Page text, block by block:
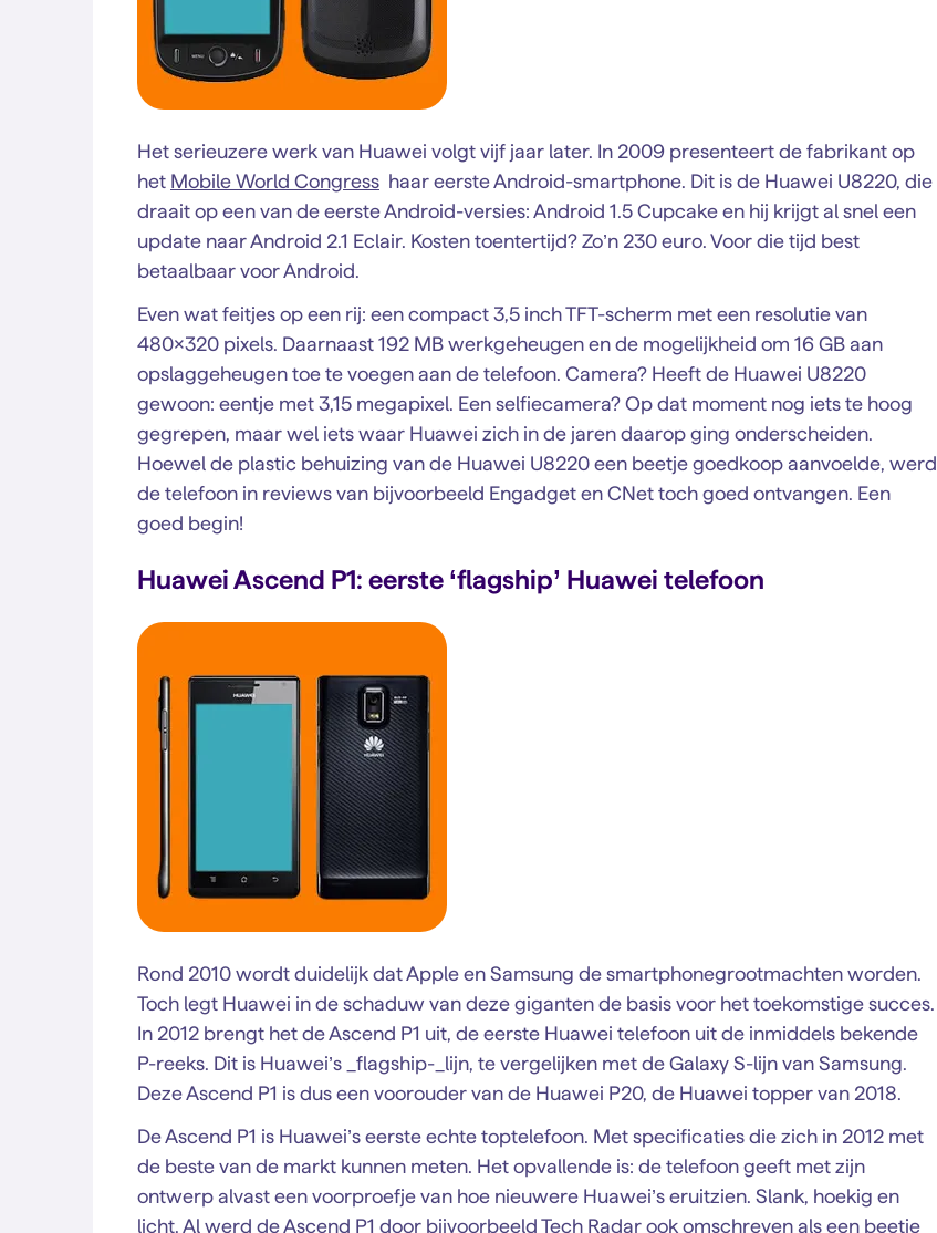
Het serieuzere werk van Huawei volgt vijf jaar later. In 2009 presenteert de fabrikant op
het Mobile World Congress haar eerste Android-smartphone. Dit is de Huawei U8220, die
draait op een van de eerste Android-versies: Android 1.5 Cupcake en hij krijgt al snel een
update naar Android 2.1 Eclair. Kosten toentertijd? Zo’n 230 euro. Voor die tijd best
betaalbaar voor Android.
Even wat feitjes op een rij: een compact 3,5 inch TFT-scherm met een resolutie van
480×320 pixels. Daarnaast 192 MB werkgeheugen en de mogelijkheid om 16 GB aan
opslaggeheugen toe te voegen aan de telefoon. Camera? Heeft de Huawei U8220
gewoon: eentje met 3,15 megapixel. Een selfiecamera? Op dat moment nog iets te hoog
gegrepen, maar wel iets waar Huawei zich in de jaren daarop ging onderscheiden.
Hoewel de plastic behuizing van de Huawei U8220 een beetje goedkoop aanvoelde, werd
de telefoon in reviews van bijvoorbeeld Engadget en CNet toch goed ontvangen. Een
goed begin!
Huawei Ascend P1: eerste ‘flagship’ Huawei telefoon
Rond 2010 wordt duidelijk dat Apple en Samsung de smartphonegrootmachten worden.
Toch legt Huawei in de schaduw van deze giganten de basis voor het toekomstige succes.
In 2012 brengt het de Ascend P1 uit, de eerste Huawei telefoon uit de inmiddels bekende
P-reeks. Dit is Huawei’s _flagship-_lijn, te vergelijken met de Galaxy S-lijn van Samsung.
Deze Ascend P1 is dus een voorouder van de Huawei P20, de Huawei topper van 2018.
De Ascend P1 is Huawei’s eerste echte toptelefoon. Met specificaties die zich in 2012 met
de beste van de markt kunnen meten. Het opvallende is: de telefoon geeft met zijn
ontwerp alvast een voorproefje van hoe nieuwere Huawei’s eruitzien. Slank, hoekig en
licht. Al werd de Ascend P1 door bijvoorbeeld Tech Radar ook omschreven als een beetje